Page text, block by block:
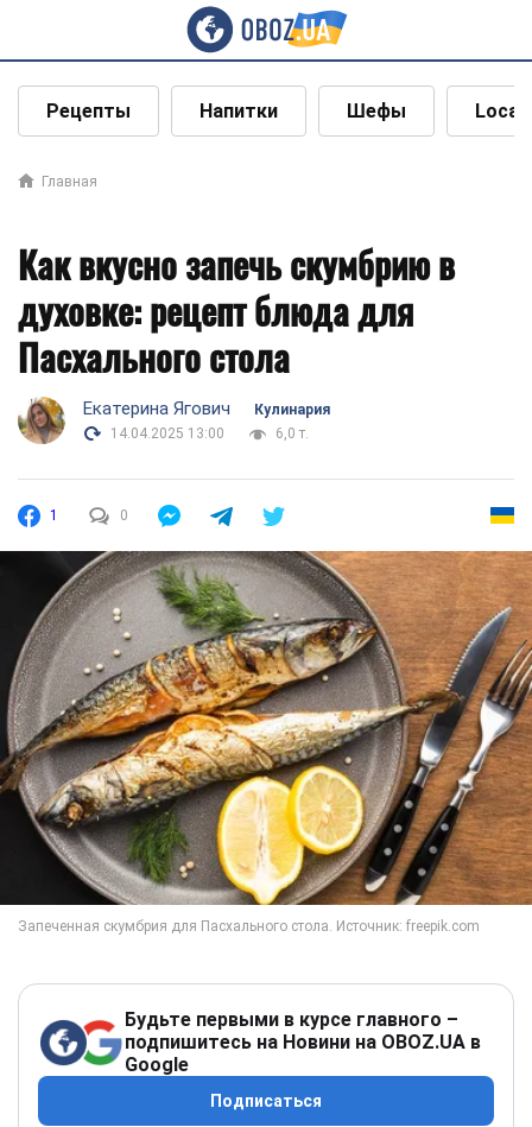
Рецепты Напитки Шефы Local
Главная
Как вкусно запечь скумбрию в
духовке: рецепт блюда для
Пасхального стола
Екатерина Ягович
Кулинария
14.04.2025 13:00
6,0 т.
1 0
Будьте первыми в курсе главного –
подпишитесь на Новини на OBOZ.UA в
Google
Подписаться